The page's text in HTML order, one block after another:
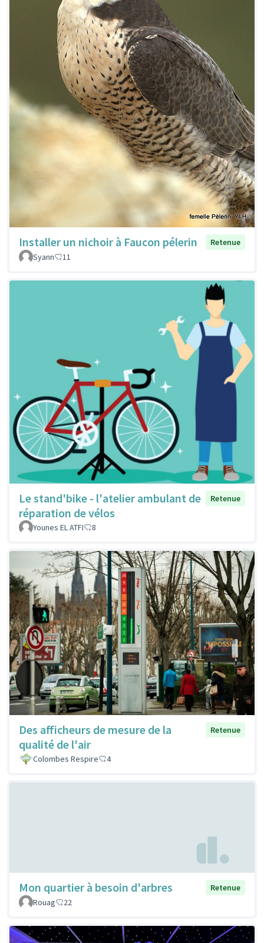
Installer un nichoir à Faucon pélerin
Retenue
Syann
11
Le stand'bike - l'atelier ambulant de
réparation de vélos
Retenue
Younes EL ATFI 8
Des afficheurs de mesure de la
qualité de l'air
Retenue
Colombes Respire 4
Mon quartier à besoin d'arbres
Retenue
Rouag
22